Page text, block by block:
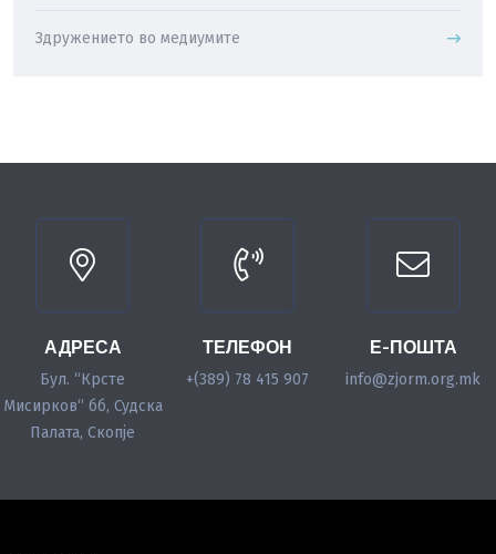
Здружението во медиумите
АДРЕСА
Бул. “Крсте
Мисирков“ бб, Судска
Палата, Скопје
ТЕЛЕФОН
+(389) 78 415 907
Е-ПОШТА
info@zjorm.org.mk